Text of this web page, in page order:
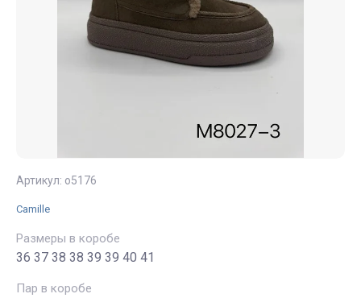
Артикул: о5176
Camille
Размеры в коробе
36 37 38 38 39 39 40 41
Пар в коробе